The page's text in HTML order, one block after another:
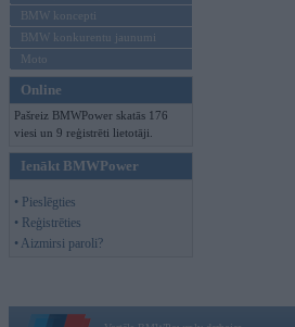
BMW koncepti
BMW konkurentu jaunumi
Moto
Online
Pašreiz BMWPower skatās 176
viesi un 9 reģistrēti lietotāji.
Ienākt BMWPower
• Pieslēgties
• Reģistrēties
• Aizmirsi paroli?